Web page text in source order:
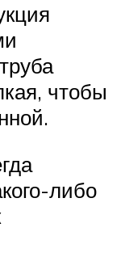
чтобы
либо